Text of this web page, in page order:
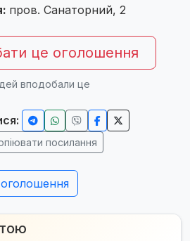
пров. Санаторний, 2
це оголошення
вподобали це
посилання
оголошення